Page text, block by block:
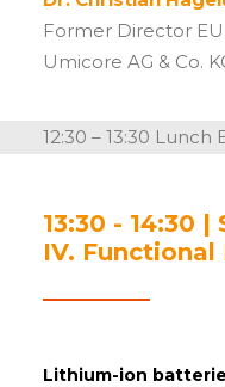
Former Director
Umicore AG & Co.
12:30 – 13:30 Lunch
13:30 - 14:30 |
IV.
Lithium-ion